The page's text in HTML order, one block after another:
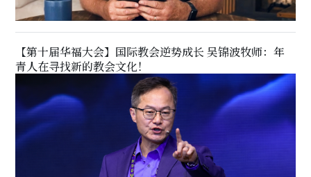
【第十届华福大会】国际教会逆势成长 吴锦波牧师：年
青人在寻找新的教会文化！